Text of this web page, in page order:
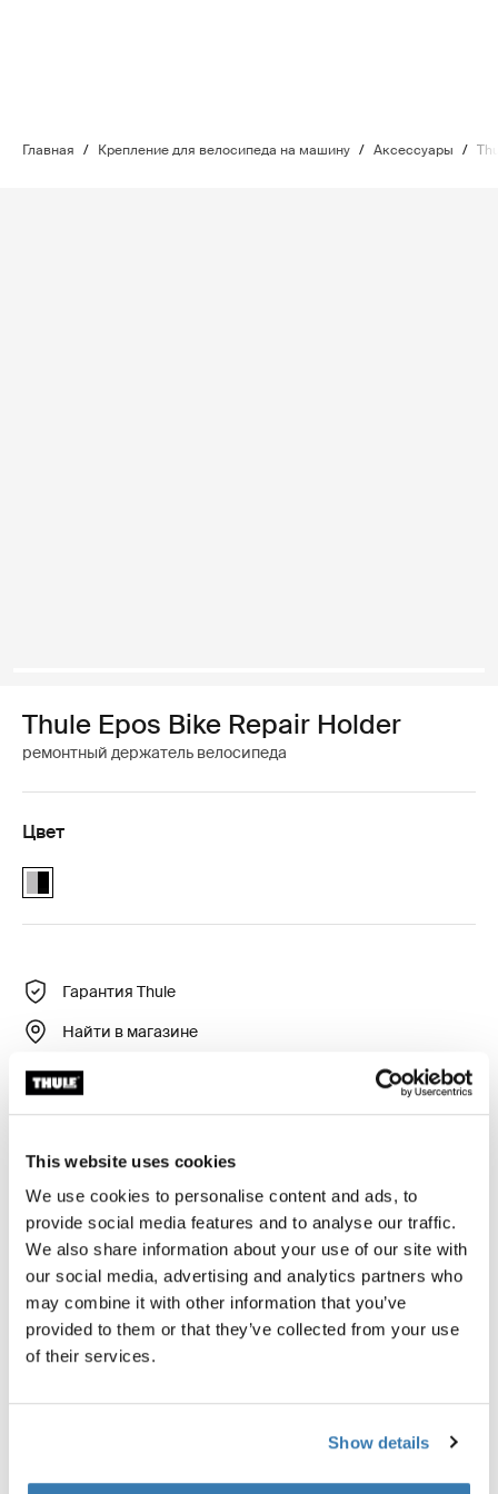
This website uses cookies
We use cookies to personalise content and ads, to
provide social media features and to analyse our traffic.
We also share information about your use of our site with
our social media, advertising and analytics partners who
may combine it with other information that you’ve
provided to them or that they’ve collected from your use
of their services.
Show details
Главная / Крепление для велосипеда на машину / Аксессуары /
Thule Epos Bike Repair Holder
ремонтный держатель велосипеда
Цвет
Thule Epos Bike Repair Holder Aluminum/Black (selected)
Гарантия Thule
Найти в магазине
Без труда отрегулируйте или отремонтируйте ваш
велосипеда Thule Epos — это дополнительный
аксессуар, который крепится к Thule Epos, чтобы
конструкция была устойчивой и пригодной для
технического обслуживания в любой момент.
Данное устройство не позволяет держателю рамы
вращаться и оснащено специально разработанной
для него магнитной платформой, где удобно
размещать инструменты и велосипедные